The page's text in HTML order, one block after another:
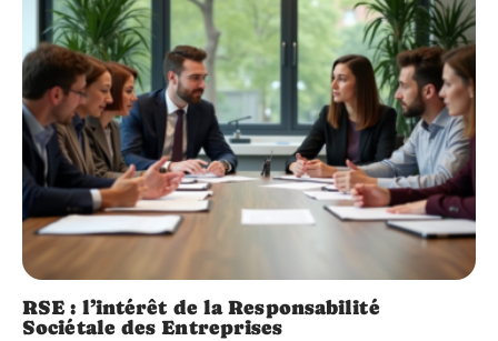
RSE : l’intérêt de la Responsabilité
Sociétale des Entreprises